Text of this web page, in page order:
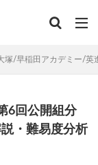
塚/早稲田アカデミー/英
6回公開組分
・難易度分析